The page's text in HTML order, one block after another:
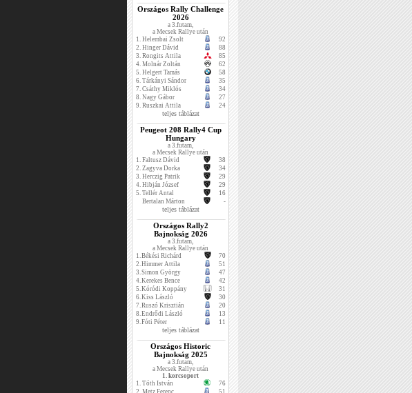
Országos Rally Challenge
2026
a 3.futam,
a Mecsek Rallye után
1. Helembai Zsolt
92
2. Hinger Dávid
88
3. Rongits Attila
85
4. Molnár Zoltán
62
5. Helgert Tamás
58
6. Tárkányi Sándor
35
7. Csáthy Miklós
34
8. Nagy Gábor
27
9. Ruszkai Attila 24
teljes táblázat
Peugeot 208 Rally4 Cup
Hungary
a 3.futam,
a Mecsek Rallye után
1. Faltusz Dávid
38
2. Zagyva Dorka
34
3. Herczig Patrik
29
4. Hibján József
29
5. Tellér Antal
16
Bertalan Márton
-
teljes táblázat
Országos Rally2
Bajnokság 2026
a 3.futam,
a Mecsek Rallye után
1.Békési Richárd
70
2.Himmer Attila
51
3.Simon György
47
4.Kerekes Bence
42
5.Kóródi Koppány
31
6.Kiss László
30
7.Ruszó Krisztián
20
8.Endrődi László
13
9.Fóti Péter 11
teljes táblázat
Országos Historic
Bajnokság 2025
a 3.futam,
a Mecsek Rallye után
1. korcsoport
1. Tóth István
76
2. Metz Ferenc 51